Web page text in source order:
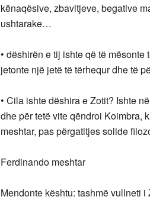
kënaqësive, zbavitjeve, begative
ushtarake…
• dëshirën e tij ishte që të
jetonte një jetë të tërhequr dhe të
• Cila ishte dëshira e Zotit? Ishte
dhe për tetë vite qëndroi Koimbra,
meshtar, pas përgatitjes solide
Ferdinando meshtar
Mendonte kështu: tashmë vullneti